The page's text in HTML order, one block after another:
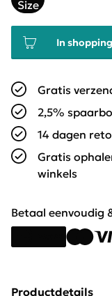
Size
In
Gratis
2,5%
14 dagen
Gratis
winkels
Betaal eenvoudig
Productdetails